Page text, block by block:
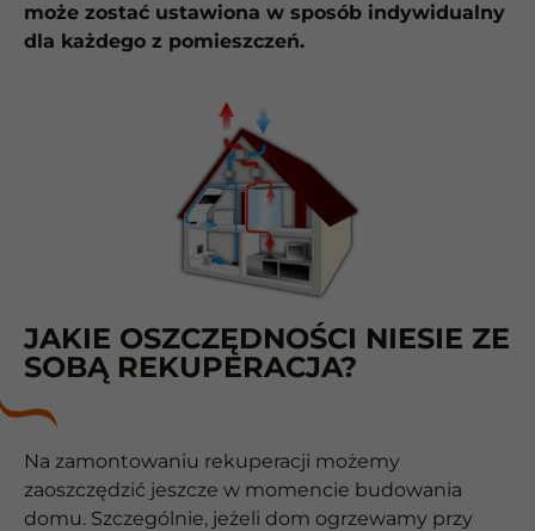
może zostać ustawiona w sposób indywidualny
dla każdego z pomieszczeń.
JAKIE OSZCZĘDNOŚCI NIESIE ZE
SOBĄ REKUPERACJA?
Na zamontowaniu rekuperacji możemy
zaoszczędzić jeszcze w momencie budowania
domu. Szczególnie, jeżeli dom ogrzewamy przy